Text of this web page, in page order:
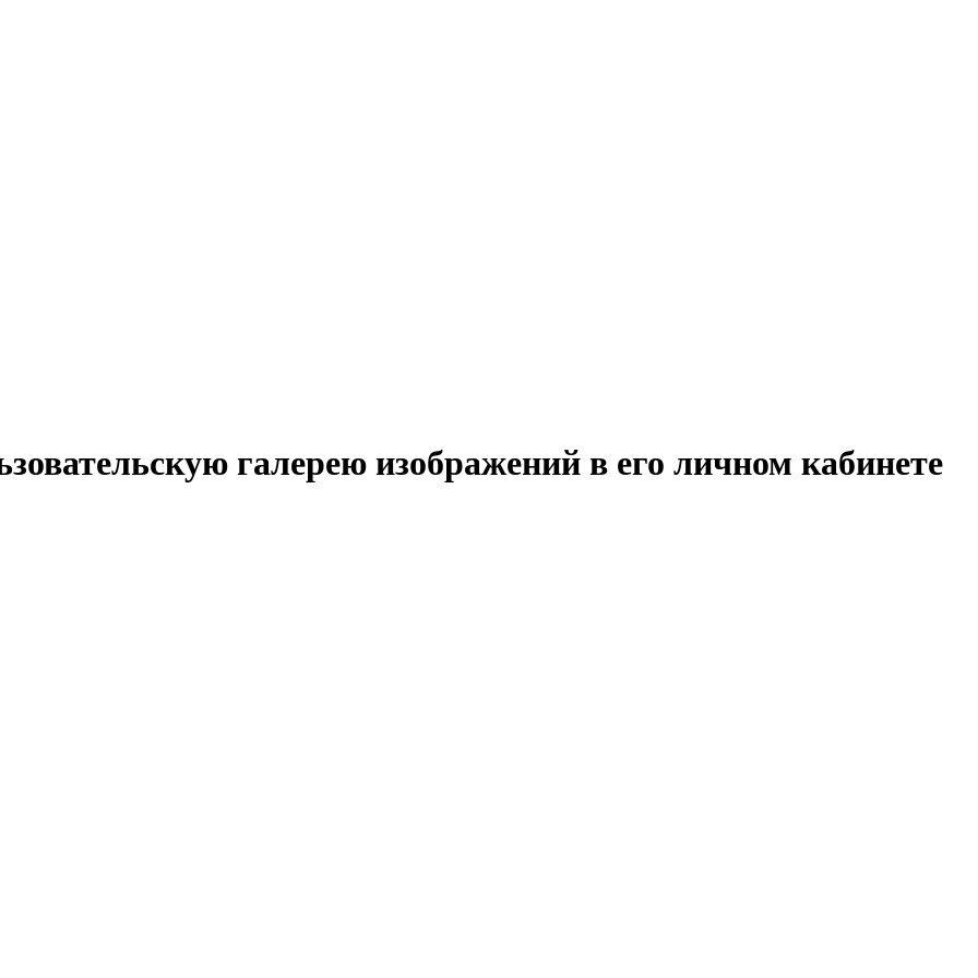
галерею изображений в его личном кабинете